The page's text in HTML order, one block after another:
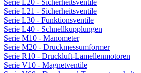
Serie L20 - Sicherheitsventile
Serie L21 - Sicherheitsventile
Serie L30 - Funktionsventile
Serie L40 - Schnellkupplungen
Serie M10 - Manometer
Serie M20 - Druckmessumformer
Serie R10 - Druckluft-Lamellenmotoren
Serie V10 - Magnetventile